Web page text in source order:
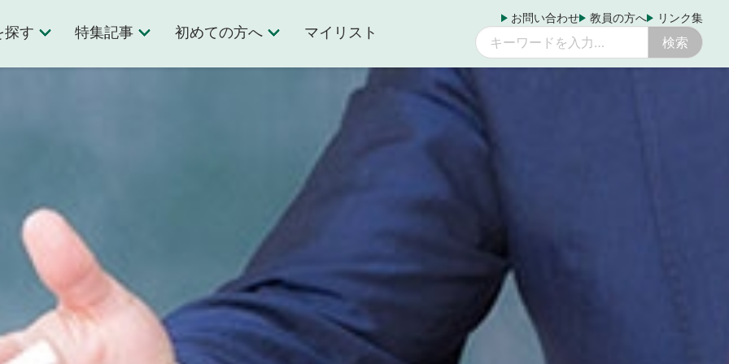
探す 特集記事 初めての方へ マイリスト
お問い合わせ 教員の方へ リンク集